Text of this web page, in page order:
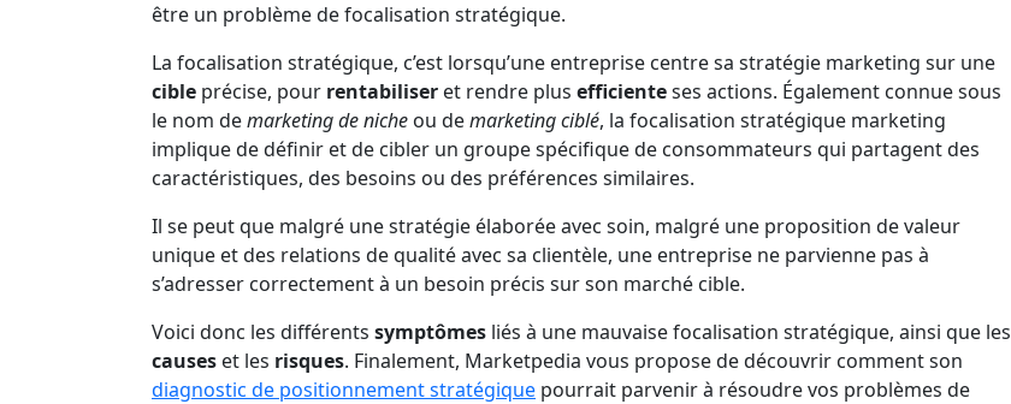
être un problème de focalisation stratégique.
La focalisation stratégique, c’est lorsqu’une entreprise centre sa stratégie marketing sur une
cible précise, pour rentabiliser et rendre plus efficienteses actions. Également connue sous
le nom demarketing de niche ou demarketing ciblé, la focalisation stratégique marketing
implique de définir et de cibler un groupe spécifique de consommateurs qui partagent des
caractéristiques, des besoins ou des préférences similaires.
Il se peut que malgré une stratégie élaborée avec soin, malgré une proposition de valeur
unique et des relations de qualité avec sa clientèle, une entreprise ne parvienne pas à
s’adresser correctement à un besoin précis sur son marché cible.
Voici donc les différents symptômes liés à une mauvaise focalisation stratégique, ainsi que les
causes et les risques. Finalement, Marketpedia vous propose de découvrir comment son
diagnostic de positionnement stratégique pourrait parvenir à résoudre vos problèmes de